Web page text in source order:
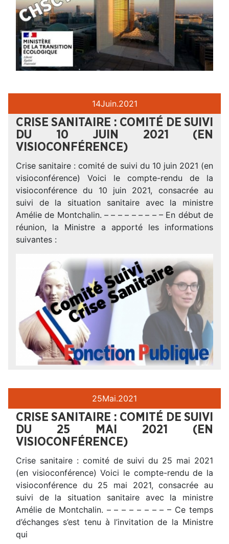
14Juin.2021
CRISE SANITAIRE : COMITÉ DE SUIVI
DU 10 JUIN 2021 (EN
VISIOCONFÉRENCE)
Crise sanitaire : comité de suivi du 10 juin 2021 (en
visioconférence) Voici le compte-rendu de la
visioconférence du 10 juin 2021, consacrée au
suivi de la situation sanitaire avec la ministre
Amélie de Montchalin. – – – – – – – – – En début de
réunion, la Ministre a apporté les informations
suivantes :
25Mai.2021
CRISE SANITAIRE : COMITÉ DE SUIVI
DU 25 MAI 2021 (EN
VISIOCONFÉRENCE)
Crise sanitaire : comité de suivi du 25 mai 2021
(en visioconférence) Voici le compte-rendu de la
visioconférence du 25 mai 2021, consacrée au
suivi de la situation sanitaire avec la ministre
Amélie de Montchalin. – – – – – – – – – Ce temps
d’échanges s’est tenu à l’invitation de la Ministre
qui